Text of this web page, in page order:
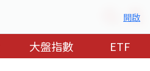
開啟
大盤指數 ETF